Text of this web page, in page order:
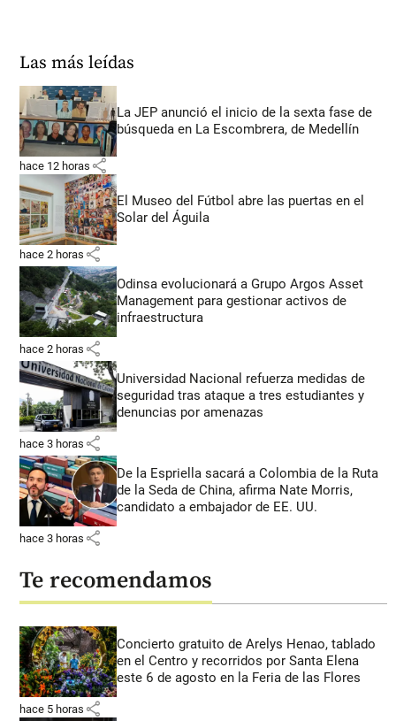
Las más leídas
La JEP anunció el inicio de la sexta fase de
búsqueda en La Escombrera, de Medellín
hace 12 horas share
El Museo del Fútbol abre las puertas en el
Solar del Águila
hace 2 horas share
Odinsa evolucionará a Grupo Argos Asset
Management para gestionar activos de
infraestructura
hace 2 horas share
Universidad Nacional refuerza medidas de
seguridad tras ataque a tres estudiantes y
denuncias por amenazas
hace 3 horas share
De la Espriella sacará a Colombia de la Ruta
de la Seda de China, afirma Nate Morris,
candidato a embajador de EE. UU.
hace 3 horas share
Te recomendamos
Concierto gratuito de Arelys Henao, tablado
en el Centro y recorridos por Santa Elena
este 6 de agosto en la Feria de las Flores
hace 5 horas share